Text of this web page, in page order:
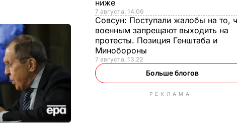
ниже
7 августа, 14.06
Совсун: Поступали жалобы на то,
военным запрещают выходить на
протесты. Позиция Генштаба и
Минобороны
7 августа, 13.22
Больше блогов
РЕКЛАМА